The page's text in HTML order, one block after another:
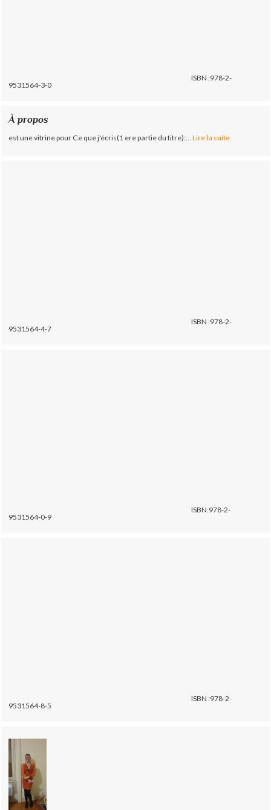
ISBN :978-2-
9531564-3-0
À propos
est une vitrine pour Ce que j'écris(1 ere partie du titre):... Lire la suite
ISBN :978-2-
9531564-4-7
ISBN:978-2-
9531564-0-9
ISBN :978-2-
9531564-8-5